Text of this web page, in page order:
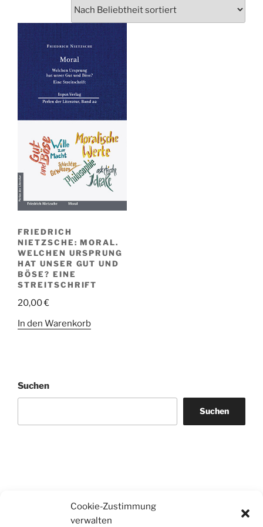
Cookie-Zustimmung
verwalten
FRIEDRICH
NIETZSCHE: MORAL.
WELCHEN URSPRUNG
HAT UNSER GUT UND
BÖSE? EINE
STREITSCHRIFT
20,00€
In den Warenkorb
Suchen
Suchen